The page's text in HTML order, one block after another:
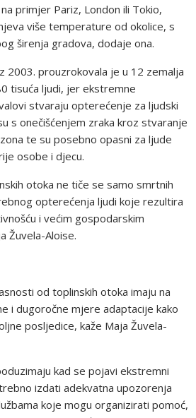
primjer Pariz, London ili Tokio,
više temperature od okolice, s
širenja gradova, dodaje ona.
2003. prouzrokovala je u 12 zemalja
tisuća ljudi, jer ekstremne
stvaraju opterećenje za ljudski
s onečišćenjem zraka kroz stvaranje
te su posebno opasni za ljude
osobe i djecu.
otoka ne tiče se samo smrtnih
opterećenja ljudi koje rezultira
i većim gospodarskim
Žuvela-Aloise.
od toplinskih otoka imaju na
i dugoročne mjere adaptacije kako
posljedice, kaže Maja Žuvela-
kad se pojavi ekstremni
izdati adekvatna upozorenja
koje mogu organizirati pomoć,